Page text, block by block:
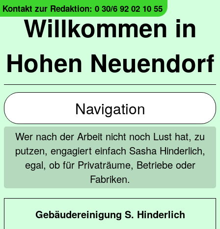
Willkommen in
Hohen Neuendorf
Kontakt zur Redaktion: 0 30/6 92 02 10 55
Navigation
Wer nach der Arbeit nicht noch Lust hat, zu
putzen, engagiert einfach Sasha Hinderlich,
egal, ob für Privaträume, Betriebe oder
Fabriken.
Gebäudereinigung S. Hinderlich